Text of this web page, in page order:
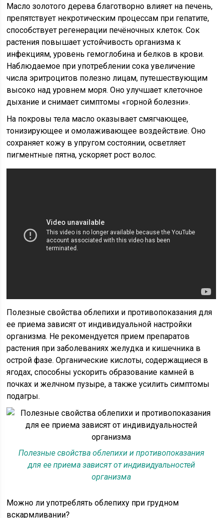
Масло золотого дерева благотворно влияет на печень,
препятствует некротическим процессам при гепатите,
способствует регенерации печёночных клеток. Сок
растения повышает устойчивость организма к
инфекциям, уровень гемоглобина и белков в крови.
Наблюдаемое при употреблении сока увеличение
числа эритроцитов полезно лицам, путешествующим
высоко над уровнем моря. Оно улучшает клеточное
дыхание и снимает симптомы «горной болезни».
На покровы тела масло оказывает смягчающее,
тонизирующее и омолаживающее воздействие. Оно
сохраняет кожу в упругом состоянии, осветляет
пигментные пятна, ускоряет рост волос.
Полезные свойства облепихи и противопоказания для
ее приема зависят от индивидуальной настройки
организма. Не рекомендуется прием препаратов
растения при заболеваниях желудка и кишечника в
острой фазе. Органические кислоты, содержащиеся в
ягодах, способны ускорить образование камней в
почках и желчном пузыре, а также усилить симптомы
подагры.
Полезные свойства облепихи и противопоказания
для ее приема зависят от индивидуальностей
организма
Можно ли употреблять облепиху при грудном
вскармливании?